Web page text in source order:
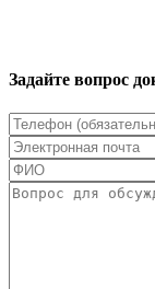
Задайте вопрос